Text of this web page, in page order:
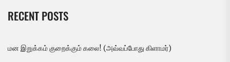
RECENT POSTS
மன இறுக்கம் குறைக்கும் கலை! (அவ்வப்போது கிளாமர்)